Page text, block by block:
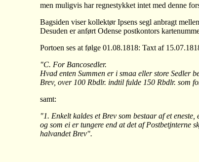
men muligvis har regnestykket intet med denne
Bagsiden viser kollektør Ipsens segl anbragt
Desuden er anført Odense postkontors
Portoen ses at følge 01.08.1818: Taxt af
"C. For Bancosedler.
Hvad enten Summen er i smaa eller store Sedler
Brev, over 100 Rbdlr. indtil fulde 150 Rbdlr. som
samt:
"1. Enkelt kaldes et Brev som bestaar af et
og som ei er tungere end at det af Postbetjnterne
halvandet Brev".